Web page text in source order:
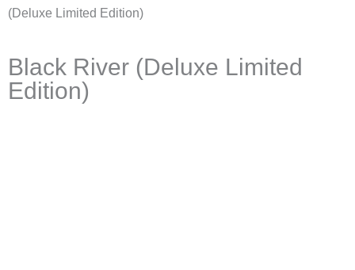
(Deluxe Limited Edition)
Black River (Deluxe Limited
Edition)